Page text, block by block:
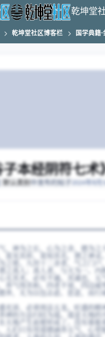
乾坤堂
乾坤堂社区博客栏 国学典籍
子本经阴符七
默认类别中发布的帖子 2024年8月
，神为之长，心为之舍，德为
，莫见其形，莫知其名，谓之神
之使。九窍十二舍者，气之门户
谓之真人；真人者，与天为一。
无其术，必有不通。其通也，
，养气得其和。四者不衰，四边
养，无为以包志虑、思意，而
充沛，必须效法五龙。旺盛的
养神的方法归结为道。道是天地
在天地产生前便形成了。没有谁
，人们只有用道德涵养五气，心